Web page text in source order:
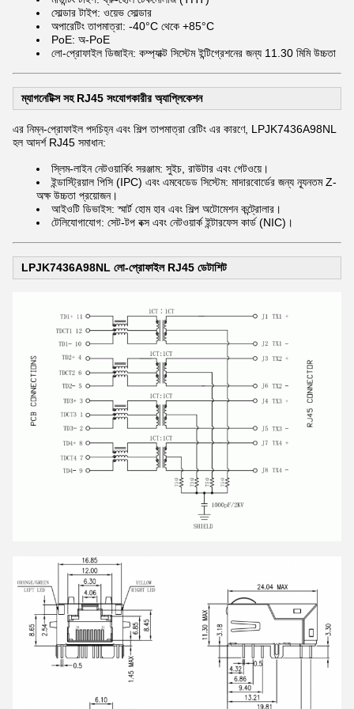
সোল্ডার টাইপ: ওয়েভ সোল্ডার
অপারেটিং তাপমাত্রা: -40°C থেকে +85°C
PoE: অ-PoE
লো-প্রোফাইল ডিজাইন: কম্প্যাক্ট সিস্টেম ইন্টিগ্রেশনের জন্য 11.30 মিমি উচ্চতা
ম্যাগনেটিক্স সহ RJ45 সংযোগকারীর অ্যাপ্লিকেশন
এর নিম্ন-প্রোফাইল পদচিহ্ন এবং শিল্প তাপমাত্রা রেটিং এর কারণে, LPJK7436A98NL
হল আদর্শ RJ45 সমাধান:
স্লিম-লাইন নেটওয়ার্কিং সরঞ্জাম: সুইচ, রাউটার এবং গেটওয়ে।
ইন্ডাস্ট্রিয়াল পিসি (IPC) এবং এমবেডেড সিস্টেম: মাদারবোর্ডের জন্য ন্যূনতম Z-
অক্ষ উচ্চতা প্রয়োজন।
আইওটি ডিভাইস: স্মার্ট হোম হাব এবং শিল্প অটোমেশন কন্ট্রোলার।
টেলিযোগাযোগ: সেট-টপ বক্স এবং নেটওয়ার্ক ইন্টারফেস কার্ড (NIC)।
LPJK7436A98NL লো-প্রোফাইল RJ45 ডেটাশিট